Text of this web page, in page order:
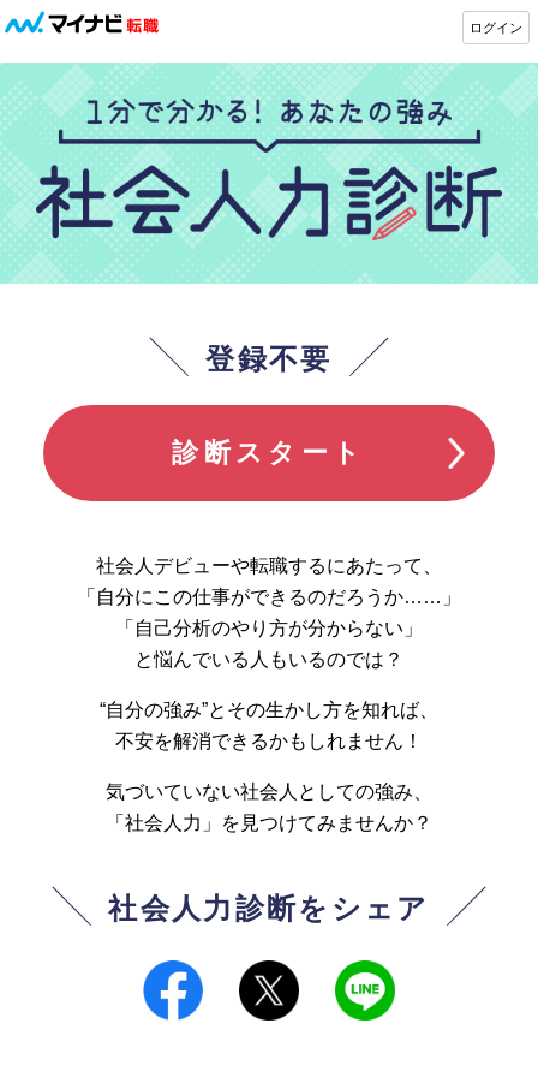
ログイン
登録不要
診断スタート
社会人デビューや転職するにあたって、
「自分にこの仕事ができるのだろうか……」
「自己分析のやり方が分からない」
と悩んでいる人もいるのでは？
“自分の強み”とその生かし方を知れば、
不安を解消できるかもしれません！
気づいていない社会人としての強み、
「社会人力」を見つけてみませんか？
社会人力診断をシェア